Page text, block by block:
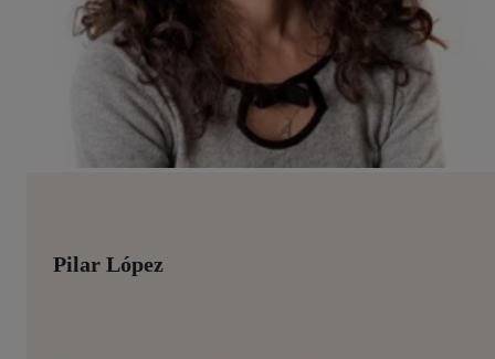
Pilar López